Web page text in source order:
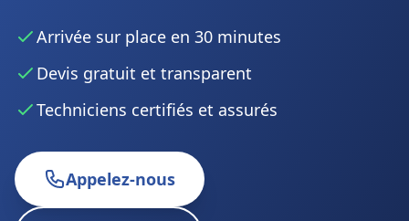
Arrivée sur place en 30 minutes
Devis gratuit et transparent
Techniciens certifiés et assurés
Appelez-nous